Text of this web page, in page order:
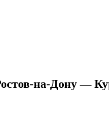
на-Дону —